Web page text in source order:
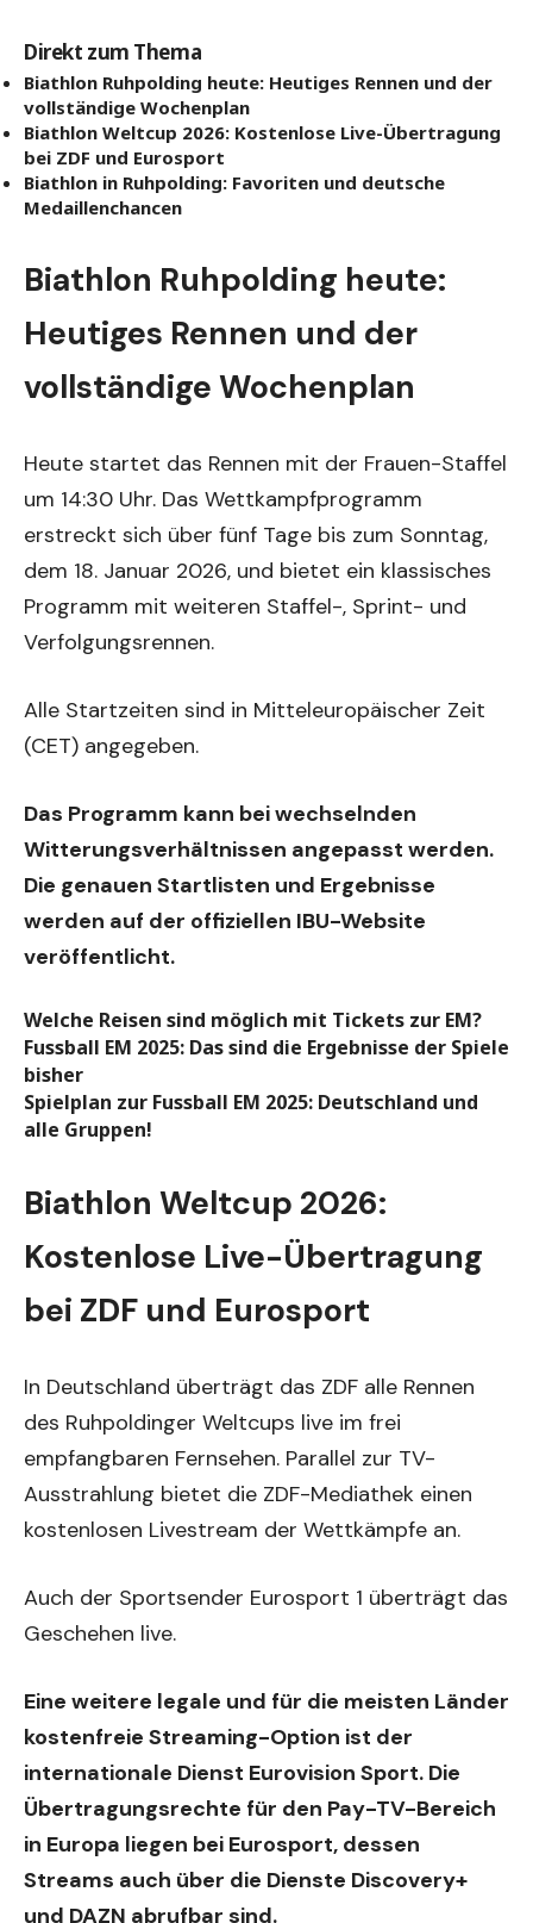
Direkt zum Thema
Biathlon Ruhpolding heute: Heutiges Rennen und der
vollständige Wochenplan
Biathlon Weltcup 2026: Kostenlose Live-Übertragung
bei ZDF und Eurosport
Biathlon in Ruhpolding: Favoriten und deutsche
Medaillenchancen
Biathlon Ruhpolding heute:
Heutiges Rennen und der
vollständige Wochenplan
Heute startet das Rennen mit der Frauen-Staffel
um 14:30 Uhr. Das Wettkampfprogramm
erstreckt sich über fünf Tage bis zum Sonntag,
dem 18. Januar 2026, und bietet ein klassisches
Programm mit weiteren Staffel-, Sprint- und
Verfolgungsrennen.
Alle Startzeiten sind in Mitteleuropäischer Zeit
(CET) angegeben.
Das Programm kann bei wechselnden
Witterungsverhältnissen angepasst werden.
Die genauen Startlisten und Ergebnisse
werden auf der offiziellen IBU-Website
veröffentlicht.
Welche Reisen sind möglich mit Tickets zur EM?
Fussball EM 2025: Das sind die Ergebnisse der Spiele
bisher
Spielplan zur Fussball EM 2025: Deutschland und
alle Gruppen!
Biathlon Weltcup 2026:
Kostenlose Live-Übertragung
bei ZDF und Eurosport
In Deutschland überträgt das ZDF alle Rennen
des Ruhpoldinger Weltcups live im frei
empfangbaren Fernsehen. Parallel zur TV-
Ausstrahlung bietet die ZDF-Mediathek einen
kostenlosen Livestream der Wettkämpfe an.
Auch der Sportsender Eurosport 1 überträgt das
Geschehen live.
Eine weitere legale und für die meisten Länder
kostenfreie Streaming-Option ist der
internationale Dienst Eurovision Sport. Die
Übertragungsrechte für den Pay-TV-Bereich
in Europa liegen bei Eurosport, dessen
Streams auch über die Dienste Discovery+
und DAZN abrufbar sind.